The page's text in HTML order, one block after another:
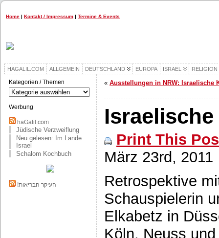
Home | Kontakt / Impressum | Termine & Events
HAGALIL.COM ALLGEMEIN DEUTSCHLAND EUROPA ISRAEL RELIGION
Kategorien / Themen
Kategorien
/
Themen
Werbung
haGalil.com
Jüdische Verzweiflung
Neu gelesen: Im Lande
Israel
Schalom Kochbuch
!העיקר הבריאות
« Ausstellungen in NRW: Israelische
Print This
März 23rd, 2011
Retrospektive
Schauspielerin
Elkabetz in
Köln, Neuss